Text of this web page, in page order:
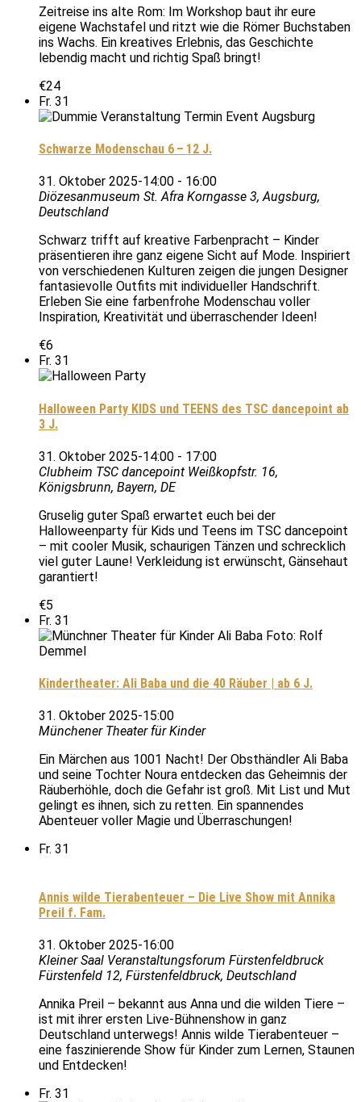
Zeitreise ins alte Rom: Im Workshop baut ihr eure
eigene Wachstafel und ritzt wie die Römer Buchstaben
ins Wachs. Ein kreatives Erlebnis, das Geschichte
lebendig macht und richtig Spaß bringt!
€24
Fr. 31
Schwarze Modenschau 6 – 12 J.
31. Oktober 2025-14:00 - 16:00
Diözesanmuseum St. Afra Korngasse 3, Augsburg,
Deutschland
Schwarz trifft auf kreative Farbenpracht – Kinder
präsentieren ihre ganz eigene Sicht auf Mode. Inspiriert
von verschiedenen Kulturen zeigen die jungen Designer
fantasievolle Outfits mit individueller Handschrift.
Erleben Sie eine farbenfrohe Modenschau voller
Inspiration, Kreativität und überraschender Ideen!
€6
Fr. 31
Halloween Party KIDS und TEENS des TSC dancepoint ab
3 J.
31. Oktober 2025-14:00 - 17:00
Clubheim TSC dancepoint Weißkopfstr. 16,
Königsbrunn, Bayern, DE
Gruselig guter Spaß erwartet euch bei der
Halloweenparty für Kids und Teens im TSC dancepoint
– mit cooler Musik, schaurigen Tänzen und schrecklich
viel guter Laune! Verkleidung ist erwünscht, Gänsehaut
garantiert!
€5
Fr. 31
Kindertheater: Ali Baba und die 40 Räuber | ab 6 J.
31. Oktober 2025-15:00
Münchener Theater für Kinder
Ein Märchen aus 1001 Nacht! Der Obsthändler Ali Baba
und seine Tochter Noura entdecken das Geheimnis der
Räuberhöhle, doch die Gefahr ist groß. Mit List und Mut
gelingt es ihnen, sich zu retten. Ein spannendes
Abenteuer voller Magie und Überraschungen!
Fr. 31
Annis wilde Tierabenteuer – Die Live Show mit Annika
Preil f. Fam.
31. Oktober 2025-16:00
Kleiner Saal Veranstaltungsforum Fürstenfeldbruck
Fürstenfeld 12, Fürstenfeldbruck, Deutschland
Annika Preil – bekannt aus Anna und die wilden Tiere –
ist mit ihrer ersten Live-Bühnenshow in ganz
Deutschland unterwegs! Annis wilde Tierabenteuer –
eine faszinierende Show für Kinder zum Lernen, Staunen
und Entdecken!
Fr. 31